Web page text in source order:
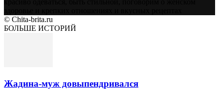
© Chita-brita.ru
БОЛЬШЕ ИСТОРИЙ
Жадина-муж довыпендривался